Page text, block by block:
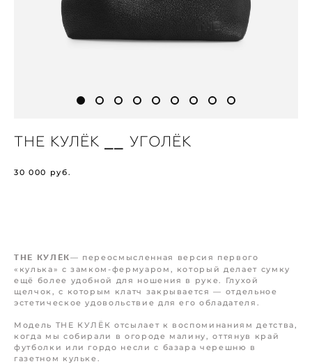
THE КУЛЁК ⎯⎯ УГОЛЁК
30 000 pуб.
THE КУЛЁК— переосмысленная версия первого
«кулька» с замком-фермуаром, который делает сумку
ещё более удобной для ношения в руке. Глухой
щелчок, с которым клатч закрывается — отдельное
эстетическое удовольствие для его обладателя.
Модель THE КУЛЁК отсылает к воспоминаниям детства,
когда мы собирали в огороде малину, оттянув край
футболки или гордо несли с базара черешню в
газетном кульке.